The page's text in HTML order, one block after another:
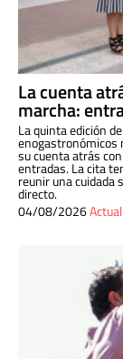
La cuenta
marcha:
La quinta edición
enogastronómicos
su cuenta atrás
entradas. La cita
reunir una cuidada
directo.
04/08/2026